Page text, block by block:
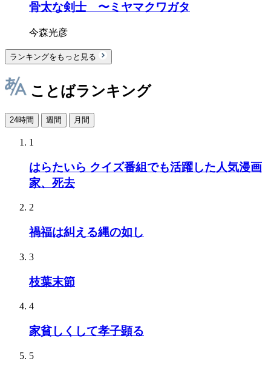
骨太な剣士 〜ミヤマクワガタ
今森光彦
ランキングをもっと見る
ことばランキング
24時間 週間 月間
1
はらたいら クイズ番組でも活躍した人気漫画
家、死去
2
禍福は糾える縄の如し
3
枝葉末節
4
家貧しくして孝子顕る
5